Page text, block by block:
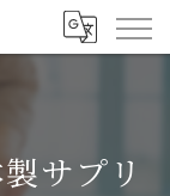
サプリ